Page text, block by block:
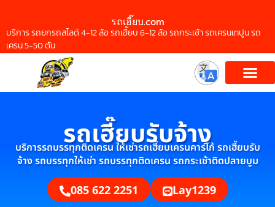
รถเฮี๊ยบ.com
บริการ รถยกรถสไลด์ 4-12 ล้อ รถเฮี๊ยบ 6-12 ล้อ รถกระเช้า รถเครนเทปูน รถ
เครน 5-50 ตัน
รถเฮี๊ยบรับจ้าง
บริการรถบรรทุกติดเครน ให้เช่ารถเฮี๊ยบเครนคาร์โก้ รถเฮี๊ยบรับ
จ้าง รถบรรทุกให้เช่า รถบรรทุกติดเครน รถกระเช้าติดปลายบูม
085 622 2251 Lay1239